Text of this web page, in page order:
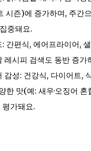
시즌)에 증가하며, 주간
중돼요.
간편식, 에어프라이어,
레시피 검색도 동반 증가
감성: 건강식, 다이어트,
한 맛(예: 새우·오징어 혼
평가돼요.